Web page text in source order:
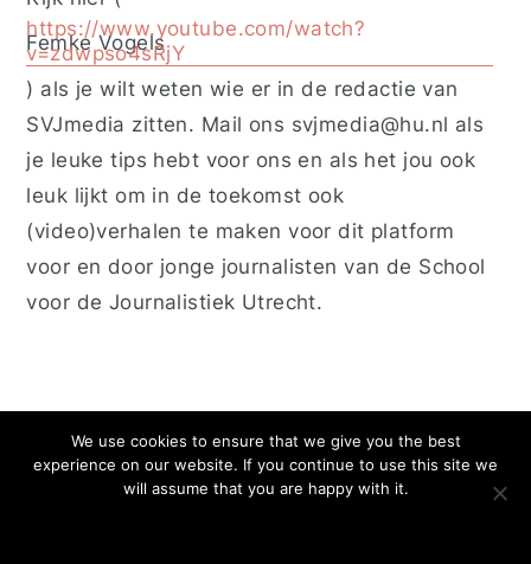
Femke Vogels
https://www.youtube.com/watch?
v=zdwpso4sRjY
) als je wilt weten wie er in de redactie van
SVJmedia zitten. Mail ons svjmedia@hu.nl als
je leuke tips hebt voor ons en als het jou ook
leuk lijkt om in de toekomst ook
(video)verhalen te maken voor dit platform
voor en door jonge journalisten van de School
voor de Journalistiek Utrecht.
Privacy
Cookies
Deze website is afkomstig van de School voor Journalistiek
We use cookies to ensure that we give you the best
experience on our website. If you continue to use this site we
will assume that you are happy with it.